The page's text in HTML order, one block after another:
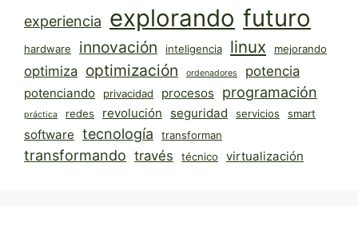
experiencia explorando futuro
hardware innovación inteligencia linux mejorando
optimiza optimización ordenadores potencia
potenciando privacidad procesos programación
práctica redes revolución seguridad servicios smart
software tecnología transforman
transformando través técnico virtualización